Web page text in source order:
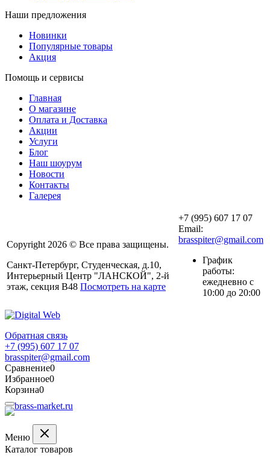
Наши предложения
Новинки
Популярные товары
Акция
Помощь и сервисы
Главная
О магазине
Оплата и Доставка
Акции
Услуги
Блог
Наш шоурум
Новости
Контакты
Галерея
Copyright 2026 © Все права защищены.
Санкт-Петербург, Студенческая, д.10,
Интерьерный Центр "ЛАНСКОЙ", 2-й
этаж, секция В48 Посмотреть на карте
+7 (995) 607 17 07
Email:
brasspiter@gmail.com
График
работы:
ежедневно с
10:00 до 20:00
Обратная связь
+7 (995) 607 17 07
brasspiter@gmail.com
Сравнение0
Избранное0
Корзина0
Меню
Каталог товаров